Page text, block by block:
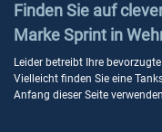
Finden Sie auf
Marke Sprint in
Leider betreibt Ihre
Vielleicht finden Sie eine
Anfang dieser Seite